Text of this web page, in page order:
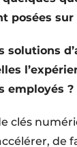
posées sur
solutions
employés ?
clés
de